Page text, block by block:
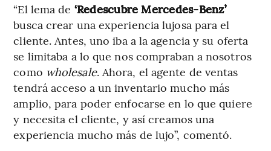
“El lema de ‘Redescubre Mercedes-Benz’
busca crear una experiencia lujosa para el
cliente. Antes, uno iba a la agencia y su oferta
se limitaba a lo que nos compraban a nosotros
como wholesale. Ahora, el agente de ventas
tendrá acceso a un inventario mucho más
amplio, para poder enfocarse en lo que quiere
y necesita el cliente, y así creamos una
experiencia mucho más de lujo”, comentó.